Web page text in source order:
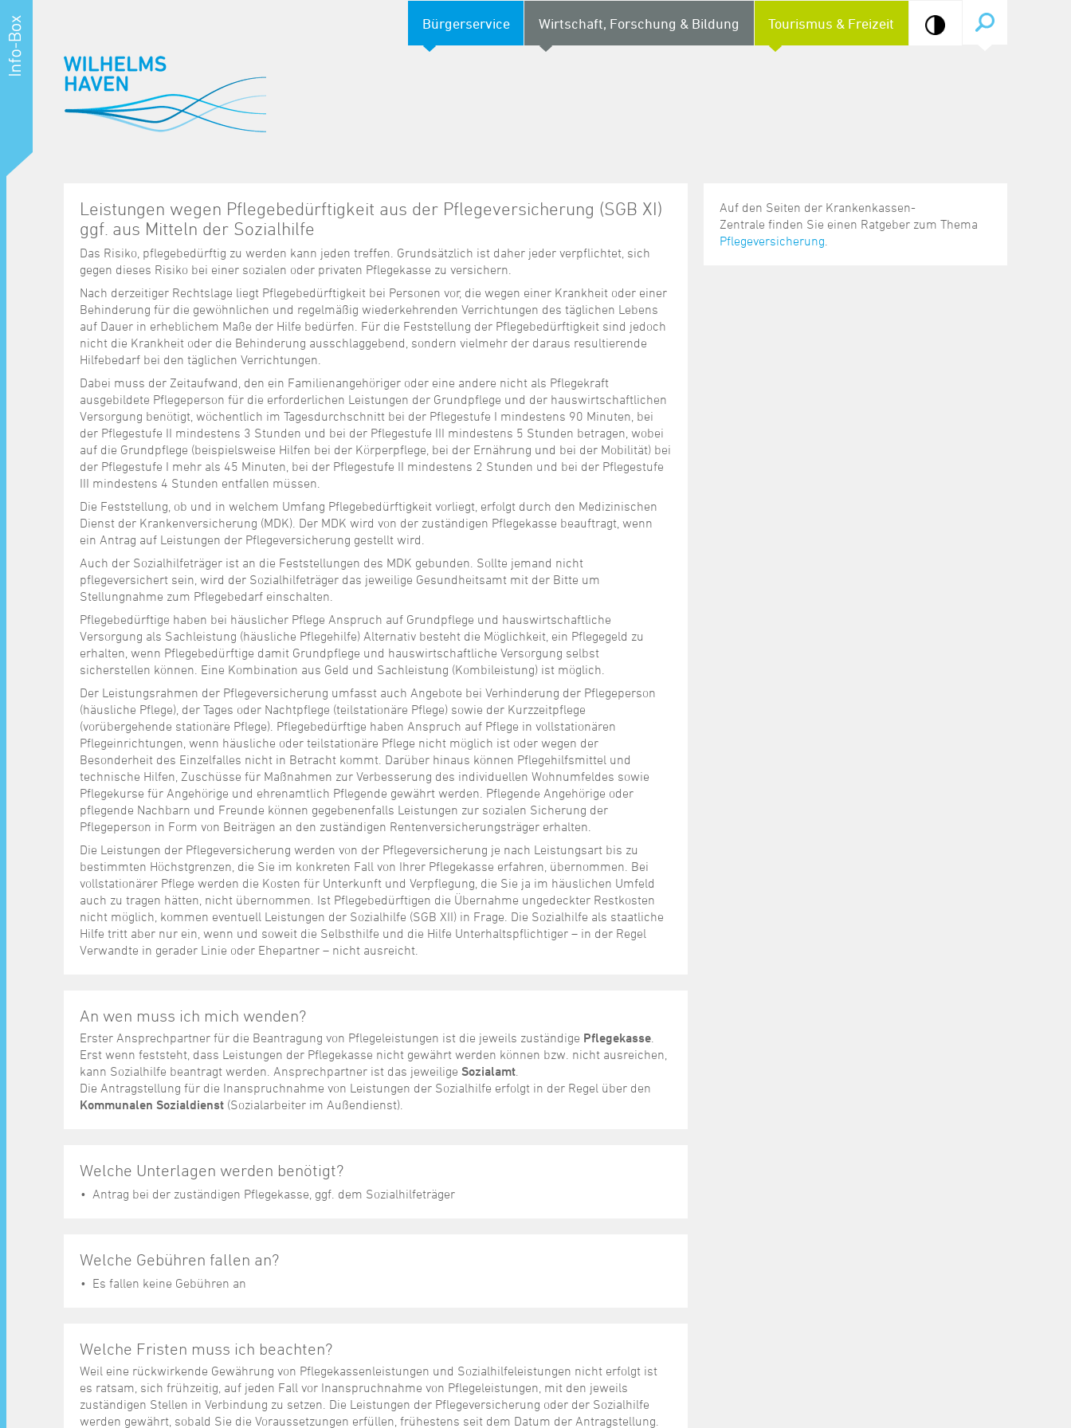
Bürgerservice Wirtschaft, Forschung & Bildung Tourismus & Freizeit
Leistungen wegen Pflegebedürftigkeit aus der Pflegeversicherung (SGB XI)
ggf. aus Mitteln der Sozialhilfe
Das Risiko, pflegebedürftig zu werden kann jeden treffen. Grundsätzlich ist daher jeder verpflichtet, sich
gegen dieses Risiko bei einer sozialen oder privaten Pflegekasse zu versichern.
Nach derzeitiger Rechtslage liegt Pflegebedürftigkeit bei Personen vor, die wegen einer Krankheit oder einer
Behinderung für die gewöhnlichen und regelmäßig wiederkehrenden Verrichtungen des täglichen Lebens
auf Dauer in erheblichem Maße der Hilfe bedürfen. Für die Feststellung der Pflegebedürftigkeit sind jedoch
nicht die Krankheit oder die Behinderung ausschlaggebend, sondern vielmehr der daraus resultierende
Hilfebedarf bei den täglichen Verrichtungen.
Dabei muss der Zeitaufwand, den ein Familienangehöriger oder eine andere nicht als Pflegekraft
ausgebildete Pflegeperson für die erforderlichen Leistungen der Grundpflege und der hauswirtschaftlichen
Versorgung benötigt, wöchentlich im Tagesdurchschnitt bei der Pflegestufe I mindestens 90 Minuten, bei
der Pflegestufe II mindestens 3 Stunden und bei der Pflegestufe III mindestens 5 Stunden betragen, wobei
auf die Grundpflege (beispielsweise Hilfen bei der Körperpflege, bei der Ernährung und bei der Mobilität) bei
der Pflegestufe I mehr als 45 Minuten, bei der Pflegestufe II mindestens 2 Stunden und bei der Pflegestufe
III mindestens 4 Stunden entfallen müssen.
Die Feststellung, ob und in welchem Umfang Pflegebedürftigkeit vorliegt, erfolgt durch den Medizinischen
Dienst der Krankenversicherung (MDK). Der MDK wird von der zuständigen Pflegekasse beauftragt, wenn
ein Antrag auf Leistungen der Pflegeversicherung gestellt wird.
Auch der Sozialhilfeträger ist an die Feststellungen des MDK gebunden. Sollte jemand nicht
pflegeversichert sein, wird der Sozialhilfeträger das jeweilige Gesundheitsamt mit der Bitte um
Stellungnahme zum Pflegebedarf einschalten.
Pflegebedürftige haben bei häuslicher Pflege Anspruch auf Grundpflege und hauswirtschaftliche
Versorgung als Sachleistung (häusliche Pflegehilfe) Alternativ besteht die Möglichkeit, ein Pflegegeld zu
erhalten, wenn Pflegebedürftige damit Grundpflege und hauswirtschaftliche Versorgung selbst
sicherstellen können. Eine Kombination aus Geld und Sachleistung (Kombileistung) ist möglich.
Der Leistungsrahmen der Pflegeversicherung umfasst auch Angebote bei Verhinderung der Pflegeperson
(häusliche Pflege), der Tages oder Nachtpflege (teilstationäre Pflege) sowie der Kurzzeitpflege
(vorübergehende stationäre Pflege). Pflegebedürftige haben Anspruch auf Pflege in vollstationären
Pflegeinrichtungen, wenn häusliche oder teilstationäre Pflege nicht möglich ist oder wegen der
Besonderheit des Einzelfalles nicht in Betracht kommt. Darüber hinaus können Pflegehilfsmittel und
technische Hilfen, Zuschüsse für Maßnahmen zur Verbesserung des individuellen Wohnumfeldes sowie
Pflegekurse für Angehörige und ehrenamtlich Pflegende gewährt werden. Pflegende Angehörige oder
pflegende Nachbarn und Freunde können gegebenenfalls Leistungen zur sozialen Sicherung der
Pflegeperson in Form von Beiträgen an den zuständigen Rentenversicherungsträger erhalten.
Die Leistungen der Pflegeversicherung werden von der Pflegeversicherung je nach Leistungsart bis zu
bestimmten Höchstgrenzen, die Sie im konkreten Fall von Ihrer Pflegekasse erfahren, übernommen. Bei
vollstationärer Pflege werden die Kosten für Unterkunft und Verpflegung, die Sie ja im häuslichen Umfeld
auch zu tragen hätten, nicht übernommen. Ist Pflegebedürftigen die Übernahme ungedeckter Restkosten
nicht möglich, kommen eventuell Leistungen der Sozialhilfe (SGB XII) in Frage. Die Sozialhilfe als staatliche
Hilfe tritt aber nur ein, wenn und soweit die Selbsthilfe und die Hilfe Unterhaltspflichtiger – in der Regel
Verwandte in gerader Linie oder Ehepartner – nicht ausreicht.
An wen muss ich mich wenden?
Erster Ansprechpartner für die Beantragung von Pflegeleistungen ist die jeweils zuständige Pflegekasse
Erst wenn feststeht, dass Leistungen der Pflegekasse nicht gewährt werden können bzw. nicht ausreichen,
kann Sozialhilfe beantragt werden. Ansprechpartner ist das jeweilige Sozialamt
Die Antragstellung für die Inanspruchnahme von Leistungen der Sozialhilfe erfolgt in der Regel über den
Kommunalen Sozialdienst (Sozialarbeiter im Außendienst).
Welche Unterlagen werden benötigt?
Antrag bei der zuständigen Pflegekasse, ggf. dem Sozialhilfeträger
Welche Gebühren fallen an?
Es fallen keine Gebühren an
Welche Fristen muss ich beachten?
Weil eine rückwirkende Gewährung von Pflegekassenleistungen und Sozialhilfeleistungen nicht erfolgt ist
es ratsam, sich frühzeitig, auf jeden Fall vor Inanspruchnahme von Pflegeleistungen, mit den jeweils
zuständigen Stellen in Verbindung zu setzen. Die Leistungen der Pflegeversicherung oder der Sozialhilfe
werden gewährt, sobald Sie die Voraussetzungen erfüllen, frühestens seit dem Datum der Antragstellung.
Auf den Seiten der Krankenkassen-
Zentrale finden Sie einen Ratgeber zum Thema
Pflegeversicherung